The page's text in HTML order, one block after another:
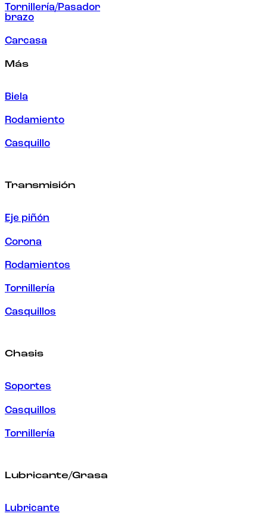
Tornillería/Pasador
brazo
Carcasa
Más
Biela
Rodamiento
Casquillo
Transmisión
Eje piñón
Corona
Rodamientos
Tornillería
Casquillos
Chasis
Soportes
Casquillos
Tornillería
Lubricante/Grasa
Lubricante